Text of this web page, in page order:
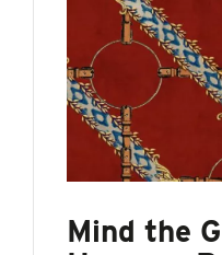
Mind the